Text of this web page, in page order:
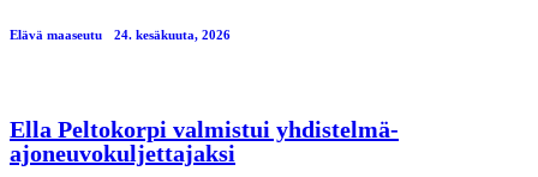
Elävä maaseutu 24. kesäkuuta, 2026
Ella Peltokorpi valmistui yhdistelmä-
ajoneuvokuljettajaksi